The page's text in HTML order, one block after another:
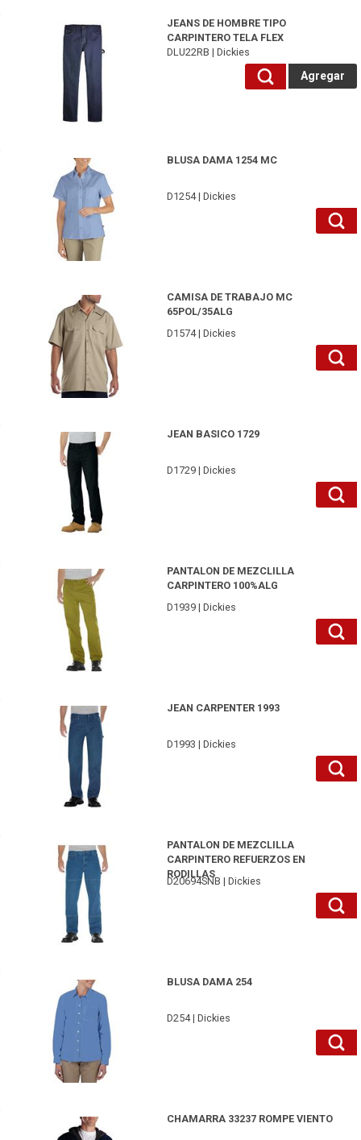
JEANS DE HOMBRE TIPO
CARPINTERO TELA FLEX
DLU22RB | Dickies
Agregar
BLUSA DAMA 1254 MC
D1254 | Dickies
CAMISA DE TRABAJO MC
65POL/35ALG
D1574 | Dickies
JEAN BASICO 1729
D1729 | Dickies
PANTALON DE MEZCLILLA
CARPINTERO 100%ALG
D1939 | Dickies
JEAN CARPENTER 1993
D1993 | Dickies
PANTALON DE MEZCLILLA
CARPINTERO REFUERZOS EN
RODILLAS
D20694SNB | Dickies
BLUSA DAMA 254
D254 | Dickies
CHAMARRA 33237 ROMPE VIENTO